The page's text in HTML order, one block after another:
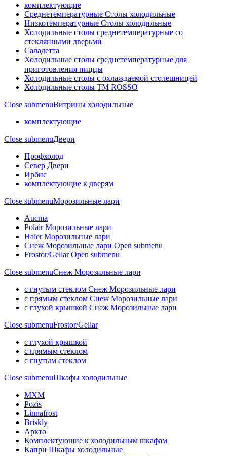
комплектующие
Среднетемпературные Столы холодильные
Низкотемпературные Столы холодильные
Холодильные столы среднетемпературные со
стеклянными дверьми
Саладетта
Холодильные столы среднетемпературные для
приготовления пиццы
Холодильные столы с охлаждаемой столешницей
Холодильные столы ТМ ROSSO
Close submenuВитрины холодильные
комплектующие
Close submenuДвери
Профхолод
Север Двери
Ирбис
комплектующие к дверям
Close submenuМорозильные лари
Aucma
Polair Морозильные лари
Haier Морозильные лари
Снеж Морозильные лари Open submenu
Frostor/Gellar Open submenu
Close submenuСнеж Морозильные лари
с гнутым стеклом Снеж Морозильные лари
с прямым стеклом Снеж Морозильные лари
с глухой крышкой Снеж Морозильные лари
Close submenuFrostor/Gellar
с глухой крышкой
с прямым стеклом
с гнутым стеклом
Close submenuШкафы холодильные
МХМ
Pozis
Linnafrost
Briskly
Аркто
Комплектующие к холодильным шкафам
Капри Шкафы холодильные